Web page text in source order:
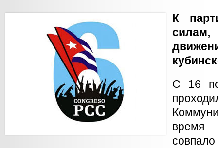
К
С 16
время